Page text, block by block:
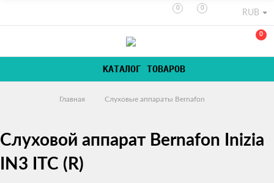
0 0
RUB
0
КАТАЛОГ ТОВАРОВ
Главная Слуховые аппараты Bernafon
Слуховой аппарат Bernafon Inizia
IN3 ITC (R)